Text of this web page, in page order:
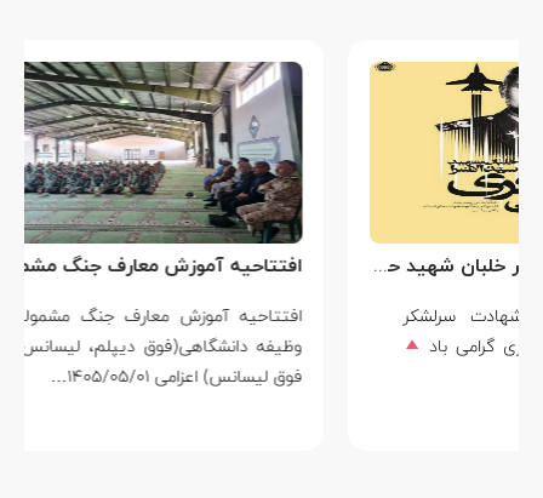
افتتاحیه آموزش معارف جنگ مشمولین وظیفه دانشگاهی در اردوگاه مرکز آموزش شهدای وظیفه نداجا خارج از شهر سیرجان
افتتاحیه آموزش معارف جنگ مشمولین
وظیفه دانشگاهی(فوق دیپلم، لیسانس و
ارتش در دفاع
مردادماه، روز